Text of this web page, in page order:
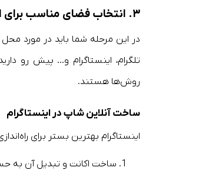
۳. انتخاب فضای مناسب برای ایجاد آنلاین شاپ
در این مرحله شما باید در مورد
تلگرام، اینستاگرام و… پیش رو
روش‌ها هستند.
ساخت آنلاین شاپ در اینستاگرام
اینستاگرام بهترین بستر برای
ساخت اکانت و تبدیل آن به